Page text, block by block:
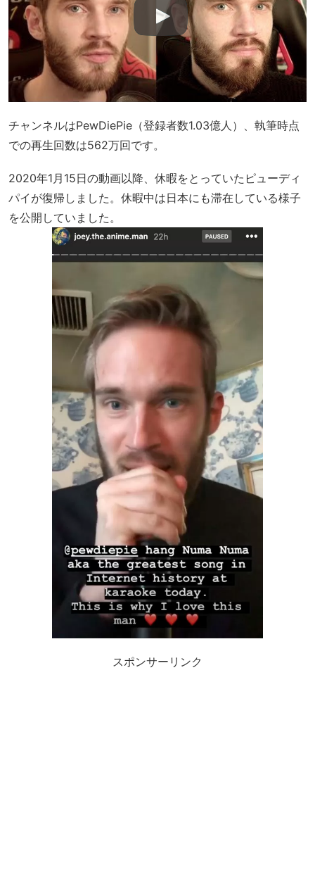
チャンネルはPewDiePie（登録者数1.03億人）、執筆時点
での再生回数は562万回です。
2020年1月15日の動画以降、休暇をとっていたピューディ
パイが復帰しました。休暇中は日本にも滞在している様子
を公開していました。
スポンサーリンク